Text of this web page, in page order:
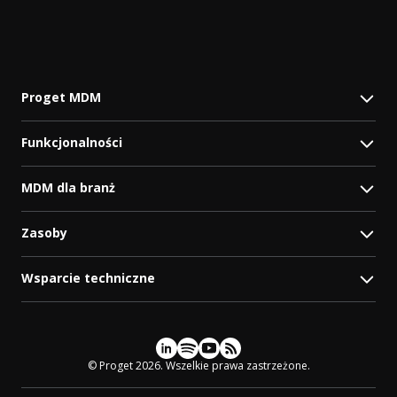
Proget MDM
Funkcjonalności
MDM dla branż
Zasoby
Wsparcie techniczne
© Proget 2026. Wszelkie prawa zastrzeżone.